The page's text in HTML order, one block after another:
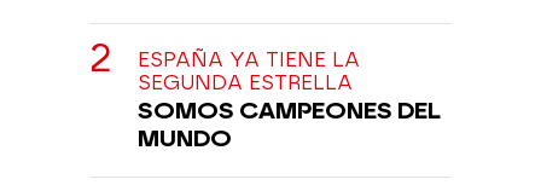
ESPAÑA YA TIENE LA
SEGUNDA ESTRELLA
SOMOS CAMPEONES DEL
MUNDO